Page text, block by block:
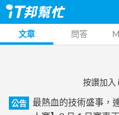
文章 問答
按讚加入
公告
最熱血的技術盛事，